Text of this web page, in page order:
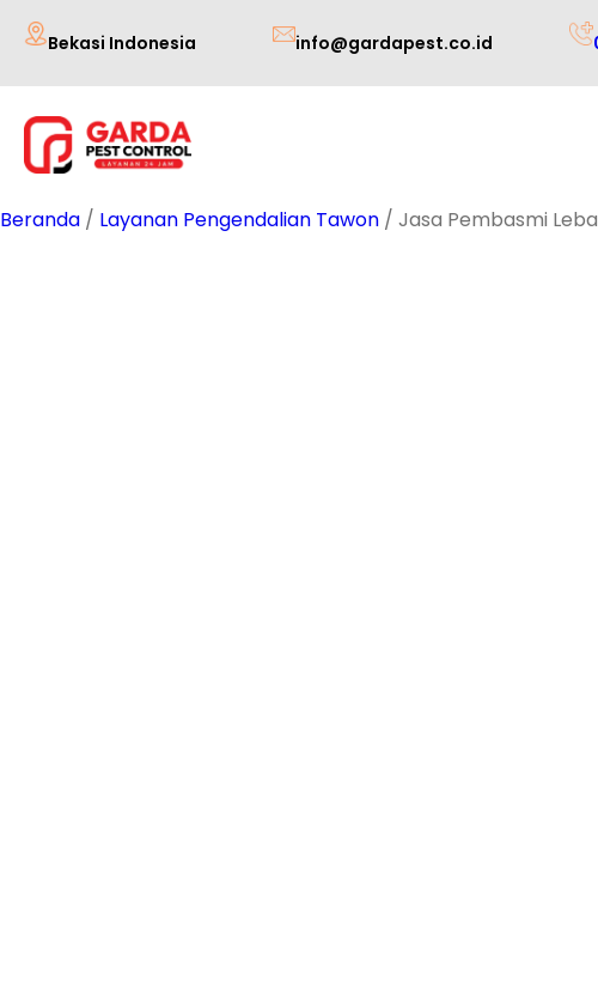
Lewati
konten
Bekasi Indonesia info@gardapest.co.id
Beranda / Layanan Pengendalian Tawon / Jasa Pembasmi